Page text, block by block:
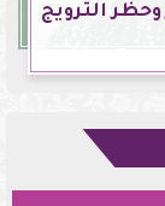
الترويج